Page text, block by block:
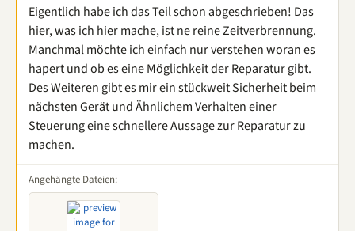
Eigentlich habe ich das Teil schon abgeschrieben! Das
hier, was ich hier mache, ist ne reine Zeitverbrennung.
Manchmal möchte ich einfach nur verstehen woran es
hapert und ob es eine Möglichkeit der Reparatur gibt.
Des Weiteren gibt es mir ein stückweit Sicherheit beim
nächsten Gerät und Ähnlichem Verhalten einer
Steuerung eine schnellere Aussage zur Reparatur zu
machen.
Angehängte Dateien: